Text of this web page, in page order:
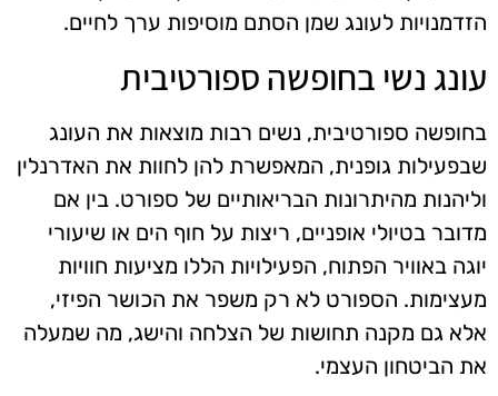
הזדמנויות לעונג שמן הסתם מוסיפות ערך לחיים.
עונג נשי בחופשה ספורטיבית
בחופשה ספורטיבית, נשים רבות מוצאות את העונג
שבפעילות גופנית, המאפשרת להן לחוות את האדרנלין
וליהנות מהיתרונות הבריאותיים של ספורט. בין אם
מדובר בטיולי אופניים, ריצות על חוף הים או שיעורי
יוגה באוויר הפתוח, הפעילויות הללו מציעות חוויות
מעצימות. הספורט לא רק משפר את הכושר הפיזי,
אלא גם מקנה תחושות של הצלחה והישג, מה שמעלה
את הביטחון העצמי.